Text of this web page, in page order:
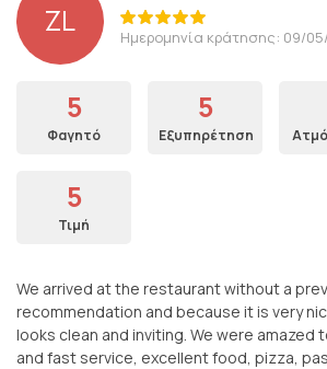
ZL Ημερομηνία κράτησης: 09/
5
Φαγητό
5
Εξυπηρέτηση
5
Τιμή
We arrived at the restaurant without a
recommendation and because it is very
looks clean and inviting. We were
and fast service, excellent food, pizza,